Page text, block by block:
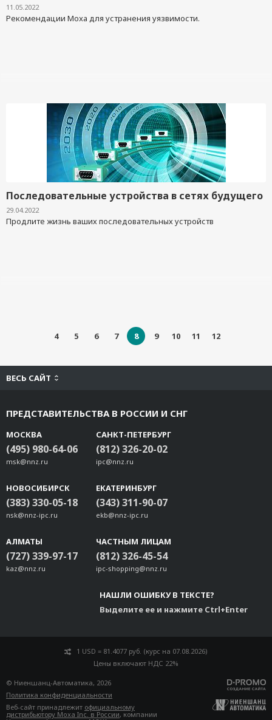
11.05.2022
Рекомендации Moxa для устранения уязвимости.
Последовательные устройства в сетях будущего
29.04.2022
Продлите жизнь ваших последовательных устройств
4 5 6 7 8 9 10 11 12
ВЕСЬ САЙТ
ПРЕДСТАВИТЕЛЬСТВА В РОССИИ И СНГ
МОСКВА
(495) 980-64-06
msk@nnz.ru
САНКТ-ПЕТЕРБУРГ
(812) 326-20-02
ipc@nnz.ru
НОВОСИБИРСК
(383) 330-05-18
nsk@nnz-ipc.ru
ЕКАТЕРИНБУРГ
(343) 311-90-07
ekb@nnz-ipc.ru
АЛМАТЫ
(727) 339-97-17
kaz@nnz.ru
ЧАСТНЫМ ЛИЦАМ
(812) 326-45-54
ipc-shopping@nnz.ru
НАШЛИ ОШИБКУ В ТЕКСТЕ?
Выделите ее и нажмите Ctrl+Enter
1 USD = 81.4077 руб. (курс на 07.08.2026)
Цены включают НДС 22%
© Ниеншанц-Автоматика, 2026
Политика конфиденциальности
Веб-сайт принадлежит официальному
дистрибьютору Moxa Inc. в России, компании